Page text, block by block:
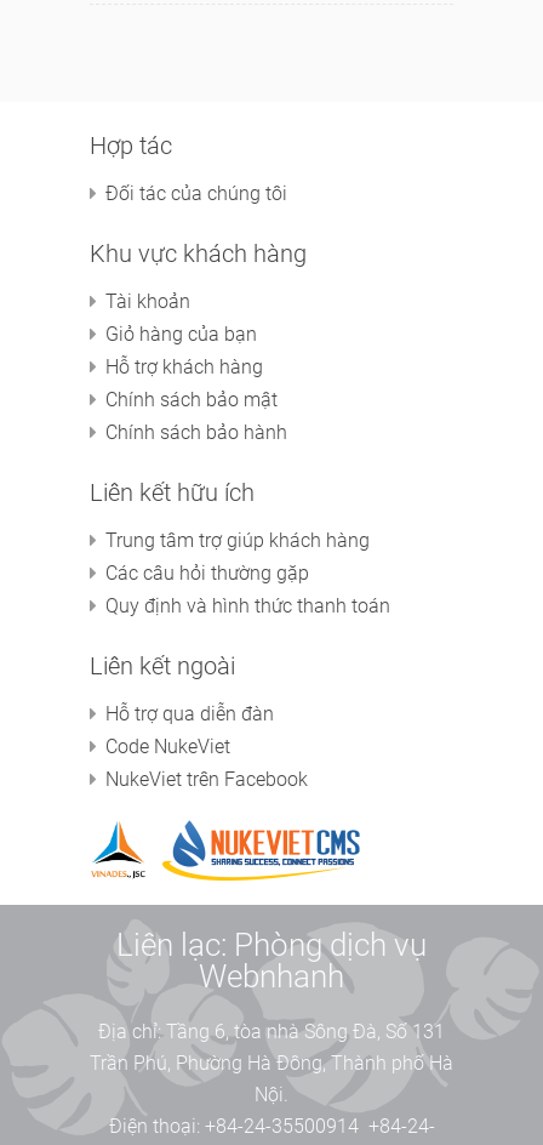
Hợp tác
Đối tác của chúng tôi
Khu vực khách hàng
Tài khoản
Giỏ hàng của bạn
Hỗ trợ khách hàng
Chính sách bảo mật
Chính sách bảo hành
Liên kết hữu ích
Trung tâm trợ giúp khách hàng
Các câu hỏi thường gặp
Quy định và hình thức thanh toán
Liên kết ngoài
Hỗ trợ qua diễn đàn
Code NukeViet
NukeViet trên Facebook
Liên lạc: Phòng dịch vụ
Webnhanh
Địa chỉ: Tầng 6, tòa nhà Sông Đà, Số 131
Trần Phú, Phường Hà Đông, Thành phố Hà
Nội.
Điện thoại: +84-24-35500914 +84-24-